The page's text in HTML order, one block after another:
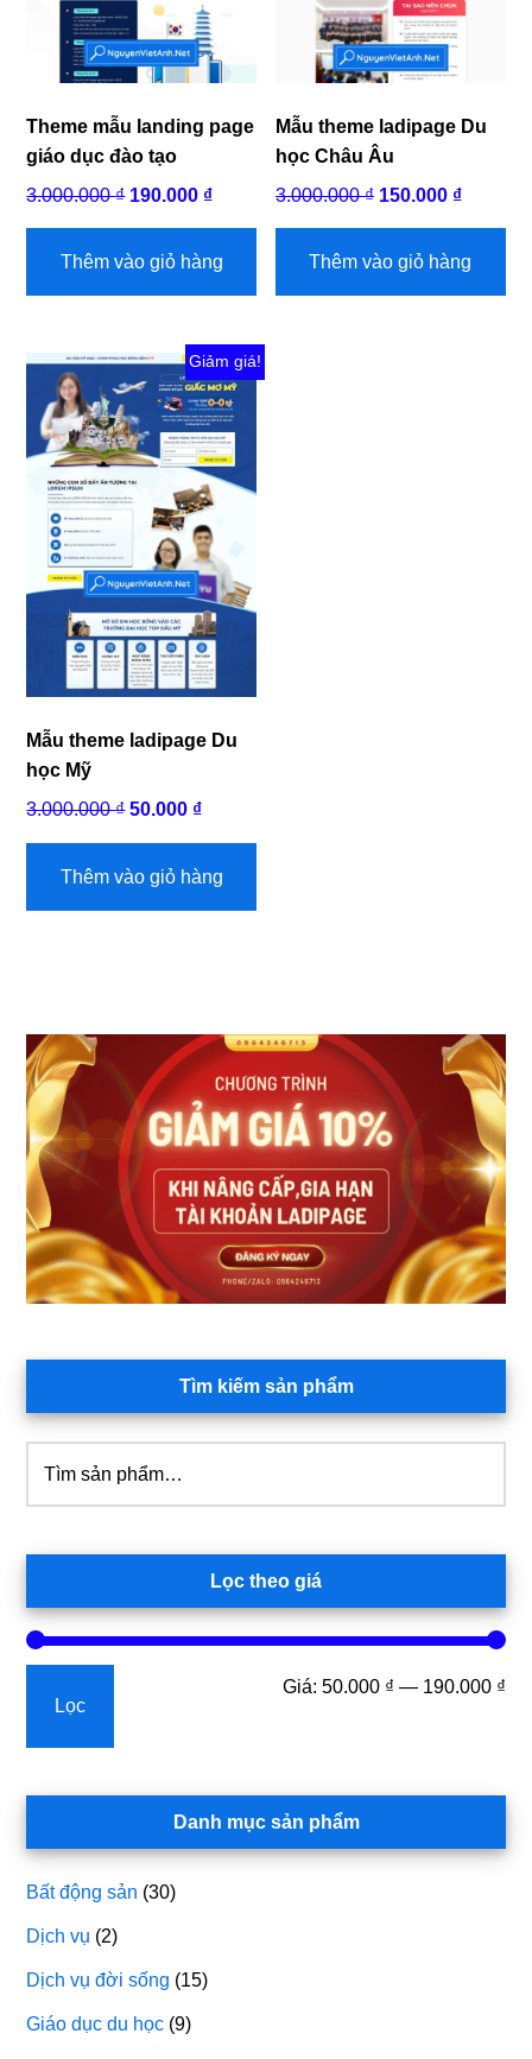
Theme mẫu landing page
giáo dục đào tạo
3.000.000₫ Giá
gốc
là:
190.000 ₫Giá
hiện
tại
Thêm vào giỏ hàng
Mẫu theme ladipage Du
học Châu Âu
3.000.000₫ Giá
gốc
là:
150.000 ₫Giá
hiện
tại
Thêm vào giỏ hàng
Giảm giá!
Mẫu theme ladipage Du
học Mỹ
3.000.000₫ Giá
là:
50.000 ₫Giá
Thêm vào giỏ hàng
Sidebar
chính
Tìm kiếm sản phẩm
kiếm:
Lọc theo giá
Lọc
Giá: 50.000 ₫ — 190.000 ₫
Danh mục sản phẩm
Bất động sản (30)
Dịch vụ (2)
Dịch vụ đời sống (15)
Giáo dục du học (9)